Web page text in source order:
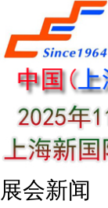
展会新闻